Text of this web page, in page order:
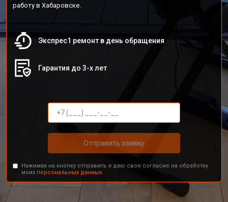
работу в Хабаровске.
Экспрес1 ремонт в день обращения
Гарантия до 3-х лет
Отправить заявку
Нажимая на кнопку отправить я даю свое согласие на обработку
моих персональных данных.